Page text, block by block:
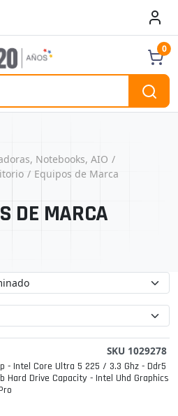
0
Notebooks, AIO
Equipos de Marca
DE MARCA
SKU 1029278
- Intel Core Ultra 5 225 / 3.3 Ghz - Ddr5
Hard Drive Capacity - Intel Uhd Graphics